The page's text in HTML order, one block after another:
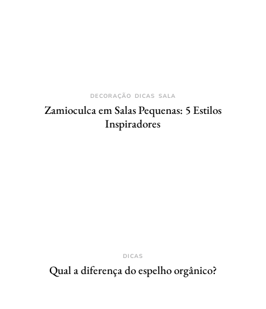
DECORAÇÃO DICAS SALA
Zamioculca em Salas Pequenas: 5 Estilos
Inspiradores
DICAS
Qual a diferença do espelho orgânico?